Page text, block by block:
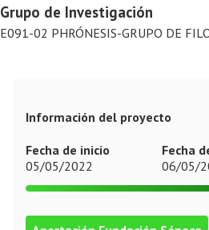
Grupo de Investigación
E091-02 PHRÓNESIS-GRUPO DE
Información del proyecto
Fecha de inicio
05/05/2022
Fecha
06/05/